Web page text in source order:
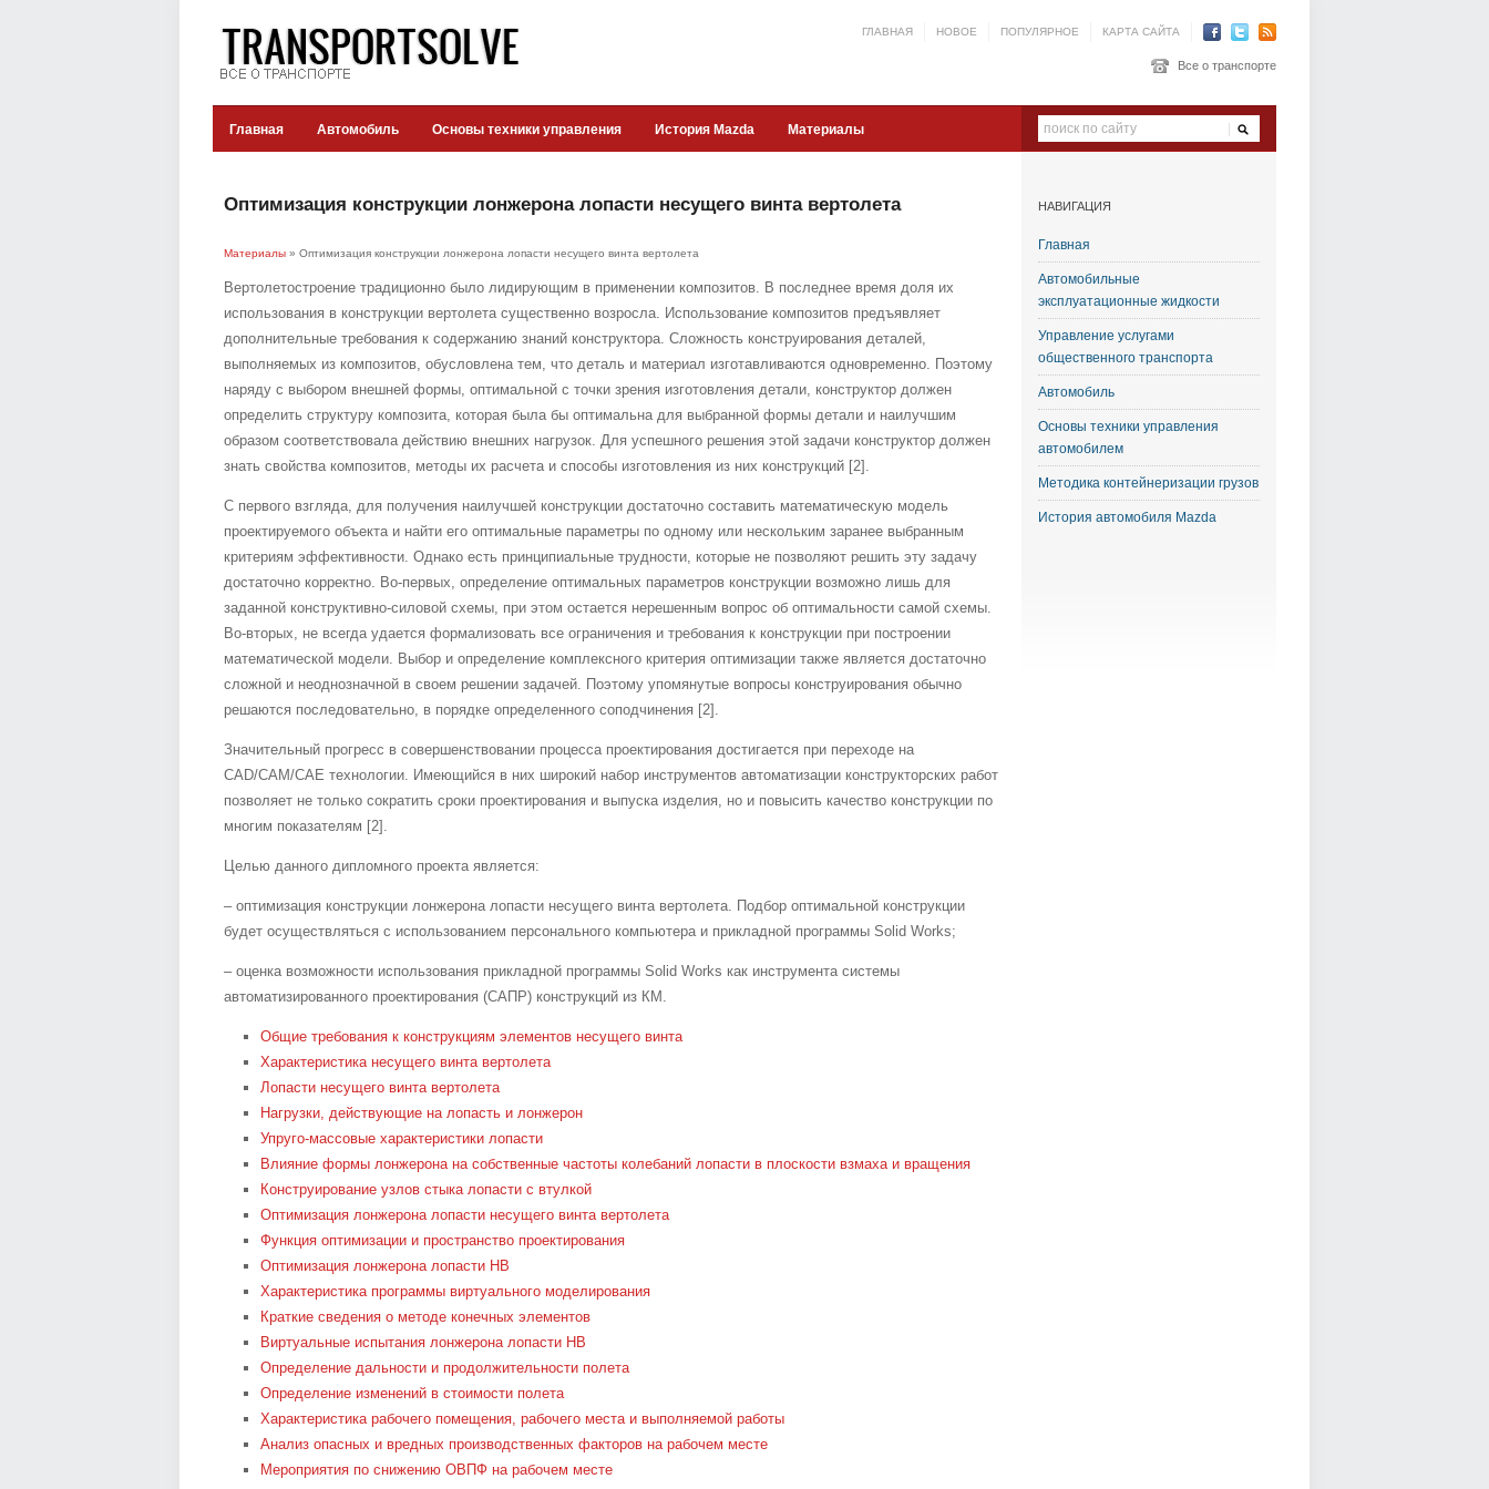
ГЛАВНАЯ НОВОЕ ПОПУЛЯРНОЕ КАРТА САЙТА
Все о транспорте
Главная Автомобиль Основы техники управления История Mazda Материалы
Оптимизация конструкции лонжерона лопасти несущего винта вертолета
Материалы » Оптимизация конструкции лонжерона лопасти несущего винта вертолета
Вертолетостроение традиционно было лидирующим в применении композитов. В последнее время доля их
использования в конструкции вертолета существенно возросла. Использование композитов предъявляет
дополнительные требования к содержанию знаний конструктора. Сложность конструирования деталей,
выполняемых из композитов, обусловлена тем, что деталь и материал изготавливаются одновременно. Поэтому
наряду с выбором внешней формы, оптимальной с точки зрения изготовления детали, конструктор должен
определить структуру композита, которая была бы оптимальна для выбранной формы детали и наилучшим
образом соответствовала действию внешних нагрузок. Для успешного решения этой задачи конструктор должен
знать свойства композитов, методы их расчета и способы изготовления из них конструкций [2].
С первого взгляда, для получения наилучшей конструкции достаточно составить математическую модель
проектируемого объекта и найти его оптимальные параметры по одному или нескольким заранее выбранным
критериям эффективности. Однако есть принципиальные трудности, которые не позволяют решить эту задачу
достаточно корректно. Во-первых, определение оптимальных параметров конструкции возможно лишь для
заданной конструктивно-силовой схемы, при этом остается нерешенным вопрос об оптимальности самой схемы.
Во-вторых, не всегда удается формализовать все ограничения и требования к конструкции при построении
математической модели. Выбор и определение комплексного критерия оптимизации также является достаточно
сложной и неоднозначной в своем решении задачей. Поэтому упомянутые вопросы конструирования обычно
решаются последовательно, в порядке определенного соподчинения [2].
Значительный прогресс в совершенствовании процесса проектирования достигается при переходе на
CAD/CAM/CAE технологии. Имеющийся в них широкий набор инструментов автоматизации конструкторских работ
позволяет не только сократить сроки проектирования и выпуска изделия, но и повысить качество конструкции по
многим показателям [2].
Целью данного дипломного проекта является:
– оптимизация конструкции лонжерона лопасти несущего винта вертолета. Подбор оптимальной конструкции
будет осуществляться с использованием персонального компьютера и прикладной программы Solid Works;
– оценка возможности использования прикладной программы Solid Works как инструмента системы
автоматизированного проектирования (САПР) конструкций из КМ.
Общие требования к конструкциям элементов несущего винта
Характеристика несущего винта вертолета
Лопасти несущего винта вертолета
Нагрузки, действующие на лопасть и лонжерон
Упруго-массовые характеристики лопасти
Влияние формы лонжерона на собственные частоты колебаний лопасти в плоскости взмаха и вращения
Конструирование узлов стыка лопасти с втулкой
Оптимизация лонжерона лопасти несущего винта вертолета
Функция оптимизации и пространство проектирования
Оптимизация лонжерона лопасти НВ
Характеристика программы виртуального моделирования
Краткие сведения о методе конечных элементов
Виртуальные испытания лонжерона лопасти НВ
Определение дальности и продолжительности полета
Определение изменений в стоимости полета
Характеристика рабочего помещения, рабочего места и выполняемой работы
Анализ опасных и вредных производственных факторов на рабочем месте
Мероприятия по снижению ОВПФ на рабочем месте
НАВИГАЦИЯ
Главная
Автомобильные
эксплуатационные жидкости
Управление услугами
общественного транспорта
Автомобиль
Основы техники управления
автомобилем
Методика контейнеризации грузов
История автомобиля Mazda